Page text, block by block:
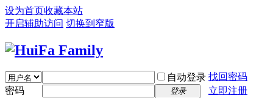
设为首页收藏本站
开启辅助访问 切换到窄版
自动登录 找回密码
密码
登录
立即注册